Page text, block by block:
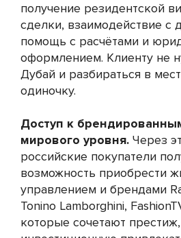
получение резидентской
сделки, взаимодействие с
помощь с расчётами и
оформлением. Клиенту не
Дубай и разбираться в
одиночку.
Доступ к
мирового уровня. Через
российские покупатели
возможность приобрести
управлением и брендами
Tonino Lamborghini,
которые сочетают